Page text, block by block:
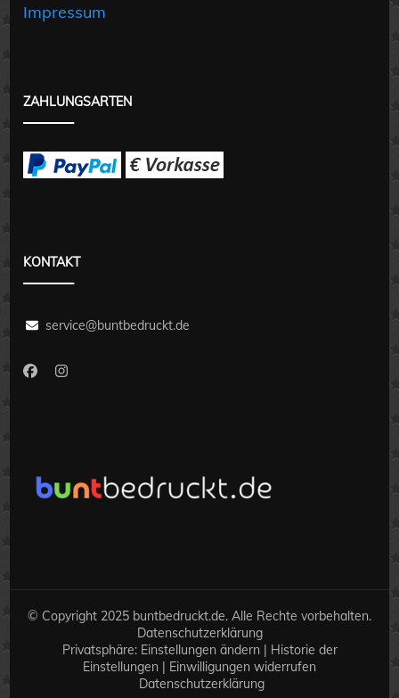
Impressum
ZAHLUNGSARTEN
KONTAKT
service@buntbedruckt.de
© Copyright 2025 buntbedruckt.de. Alle Rechte vorbehalten.
Datenschutzerklärung
Privatsphäre: Einstellungen ändern
Historie der
Einstellungen
Einwilligungen widerrufen
Datenschutzerklärung